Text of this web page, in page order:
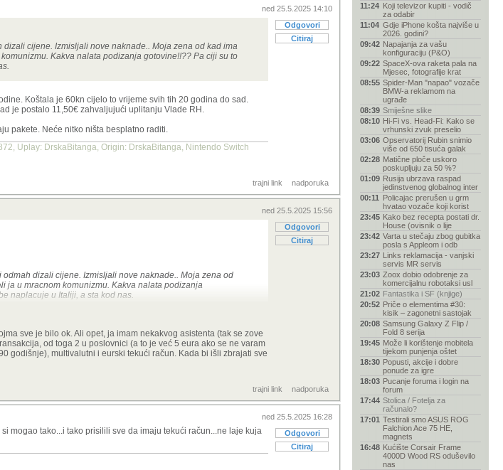
ned 25.5.2025 14:10
Odgovori
Citiraj
cijene. Izmisljali nove naknade.. Moja zena od kad ima
Kakva nalata podizanja gotovine!!?? Pa ciji su to
Koštala je 60kn cijelo to vrijeme svih tih 20 godina do sad.
je postalo 11,50€ zahvaljujući uplitanju Vlade RH.
pakete. Neće nitko ništa besplatno raditi.
Uplay: DrskaBitanga, Origin: DrskaBitanga, Nintendo Switch
trajni link nadporuka
ned 25.5.2025 15:56
Odgovori
Citiraj
dizali cijene. Izmisljali nove naknade.. Moja zena od
ja u mracnom komunizmu. Kakva nalata podizanja
naplacuje u Italiji, a sta kod nas.
godine. Koštala je 60kn cijelo to vrijeme svih tih 20 godina
kad je postalo 11,50€ zahvaljujući uplitanju Vlade RH.
pakete. Neće nitko ništa besplatno raditi.
sve je bilo ok. Ali opet, ja imam nekakvog asistenta (tak se zove
od toga 2 u poslovnici (a to je već 5 eura ako se ne varam
godišnje), multivalutni i eurski tekući račun. Kada bi išli zbrajati sve
trajni link nadporuka
ned 25.5.2025 16:28
Odgovori
Citiraj
mogao tako...i tako prisilili sve da imaju tekući račun...ne laje kuja
11:24 Koji televizor kupiti - vodič
za odabir
11:04 Gdje iPhone košta najviše u
2026. godini?
09:42 Napajanja za vašu
konfiguraciju (P&O)
09:22 SpaceX-ova raketa pala na
Mjesec, fotografije krat
08:55 Spider-Man "napao" vozače
BMW-a reklamom na
ugrađe
08:39 Smiješne slike
08:10 Hi-Fi vs. Head-Fi: Kako se
vrhunski zvuk preselio
03:06 Opservatorij Rubin snimio
više od 650 tisuća galak
02:28 Matične ploče uskoro
poskupljuju za 50 %?
01:09 Rusija ubrzava raspad
jedinstvenog globalnog inter
00:11 Policajac prerušen u grm
hvatao vozače koji korist
23:45 Kako bez recepta postati dr.
House (ovisnik o lije
23:42 Varta u stečaju zbog gubitka
posla s Appleom i odb
23:27 Links reklamacija - vanjski
servis MR servis
23:03 Zoox dobio odobrenje za
komercijalnu robotaksi usl
21:02 Fantastika i SF (knjige)
20:52 Priče o elementima #30:
kisik – zagonetni sastojak
20:08 Samsung Galaxy Z Flip /
Fold 8 serija
19:45 Može li korištenje mobitela
tijekom punjenja oštet
18:30 Popusti, akcije i dobre
ponude za igre
18:03 Pucanje foruma i login na
forum
17:44 Stolica / Fotelja za
računalo?
17:01 Testirali smo ASUS ROG
Falchion Ace 75 HE,
magnets
16:48 Kućište Corsair Frame
4000D Wood RS oduševilo
nas